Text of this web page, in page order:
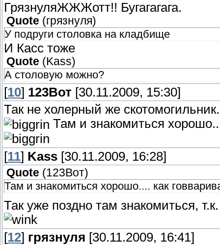
ГрязнуляЖЖЖотт!! Бугагагага.
Quote (грязнуля)
У подруги столовка на кладбище
И Касс тоже
Quote ( Kass)
А столовую можно?
[10] 123Вот [30.11.2009, 15:30]
Так не холерный же
Там и знакомиться
[11] Kass [30.11.2009, 16:28]
Quote (123Вот)
Там и знакомиться хорошо.... как
Так уже поздно там знакомиться,
[12] грязнуля [30.11.2009, 16:41]